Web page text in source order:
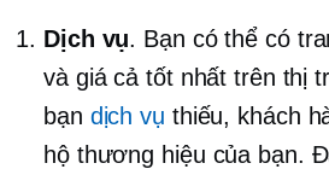
Dịch vụ. Bạn có thể có
và giá cả tốt nhất trên thị
bạn dịch vụ thiếu, khách
hộ thương hiệu của bạn.